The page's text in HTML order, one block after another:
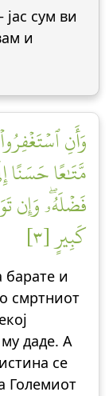
сум ви
и
وَأَنِ
مَّتَٰعًا
فَضۡلَهُۥۖ وَإِن
كَبِيرٍ [٣]
барате и
смртниот
даде. А
се
Големиот